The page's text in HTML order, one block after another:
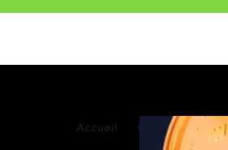
Accueil Contactez-nous